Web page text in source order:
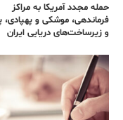
حمله مجدد آمریکا به مراکز
فرماندهی، موشکی و پهپادی،
و زیرساخت‌های دریایی ایران